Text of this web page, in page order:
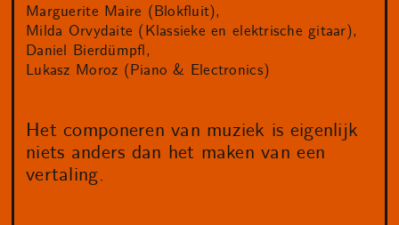
Marguerite Maire (Blokfluit)
Milda Orvydaite (Klassieke en elektrische gitaar)
Daniel Bierdümpfl
Lukasz Moroz (Piano & Electronics)
Het componeren van muziek is eigenlijk
niets anders dan het maken van een
vertaling.